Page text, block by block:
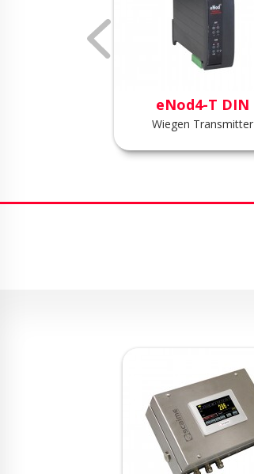
eNod4-T DIN
Wiegen Transmitter